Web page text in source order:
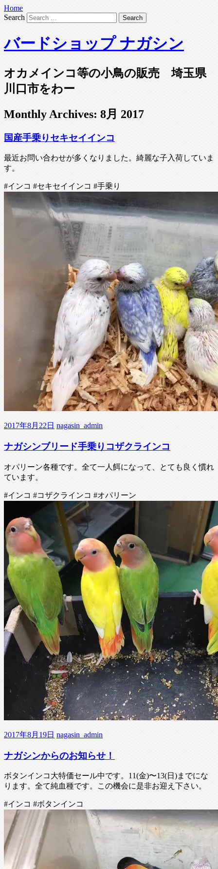
Home
Search
バードショップ ナガシン
オカメインコ等の小鳥の販売 埼玉県
川口市をわー
Monthly Archives: 8月 2017
国産手乗りセキセイインコ
最近お問い合わせが多くなりました。綺麗な子入荷していま
す。
#インコ #セキセイインコ #手乗り
2017年8月22日 nagasin_admin
ナガシンブリード手乗りコザクラインコ
オパリーン各種です。全て一人餌になって、とても良く慣れ
ています。
#インコ #コザクラインコ #オパリーン
2017年8月19日 nagasin_admin
ナガシンからのお知らせ！
ボタンインコ大特価セール中です。11(金)〜13(日)までにな
ります。全て純血種です。この機会に是非お迎え下さい。
#インコ #ボタンインコ